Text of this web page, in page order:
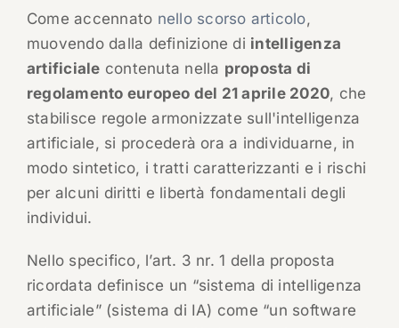
Come accennato nello scorso articolo,
muovendo dalla definizione di intelligenza
artificiale contenuta nella proposta di
regolamento europeo del 21 aprile 2020, che
stabilisce regole armonizzate sull'intelligenza
artificiale, si procederà ora a individuarne, in
modo sintetico, i tratti caratterizzanti e i rischi
per alcuni diritti e libertà fondamentali degli
individui.
Nello specifico, l’art. 3 nr. 1 della proposta
ricordata definisce un “sistema di intelligenza
artificiale” (sistema di IA) come “un software